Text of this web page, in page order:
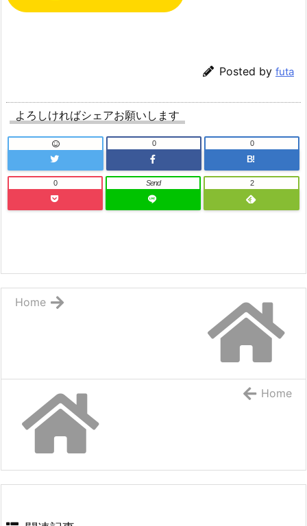
Posted by futa
よろしければシェアお願いします
0
B!
0
0 Send 2
Home
Home